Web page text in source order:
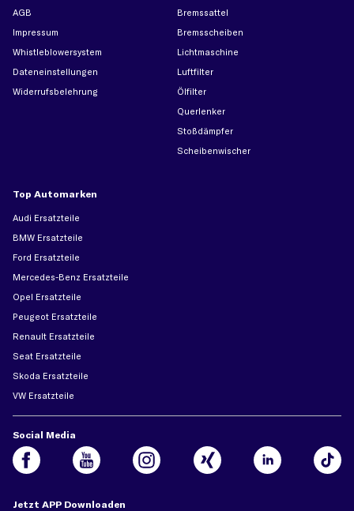
AGB
Impressum
Whistleblowersystem
Dateneinstellungen
Widerrufsbelehrung
Bremssattel
Bremsscheiben
Lichtmaschine
Luftfilter
Ölfilter
Querlenker
Stoßdämpfer
Scheibenwischer
Top Automarken
Audi Ersatzteile
BMW Ersatzteile
Ford Ersatzteile
Mercedes-Benz Ersatzteile
Opel Ersatzteile
Peugeot Ersatzteile
Renault Ersatzteile
Seat Ersatzteile
Skoda Ersatzteile
VW Ersatzteile
Social Media
Jetzt APP Downloaden